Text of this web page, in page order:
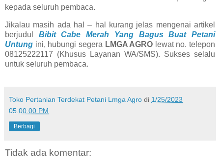
kepada seluruh pembaca.
Jikalau masih ada hal – hal kurang jelas mengenai artikel
berjudul Bibit Cabe Merah Yang Bagus Buat Petani
Untung ini, hubungi segera LMGA AGRO lewat no. telepon
08125222117 (Khusus Layanan WA/SMS). Sukses selalu
untuk seluruh pembaca.
Toko Pertanian Terdekat Petani Lmga Agro di 1/25/2023
05:00:00 PM
Berbagi
Tidak ada komentar: